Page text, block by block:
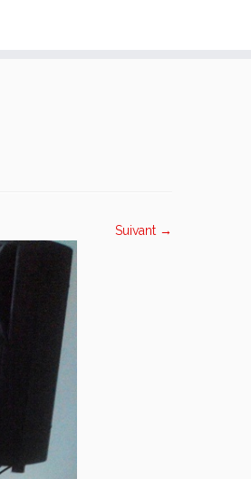
Suivant →